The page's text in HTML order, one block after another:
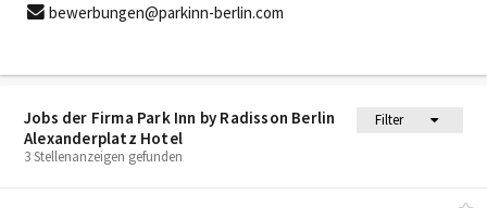
Jobs der Firma Park Inn by Radisson Berlin
Alexanderplatz Hotel
Filter
3 Stellenanzeigen gefunden
bewerbungen@parkinn-berlin.com